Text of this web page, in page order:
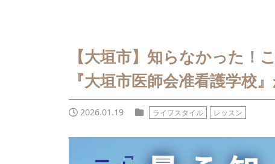
【大垣市】知らなかった！
『大垣市医師会准看護学校
2026.01.19 ライフスタイル レッスン